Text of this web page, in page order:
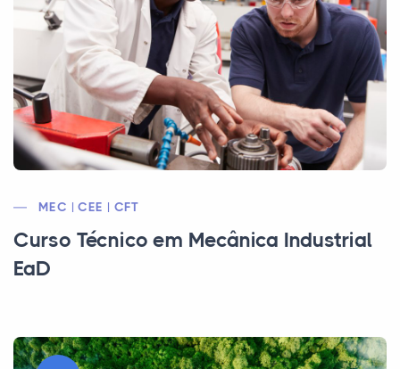
MEC | CEE | CFT
Curso Técnico em Mecânica Industrial
EaD